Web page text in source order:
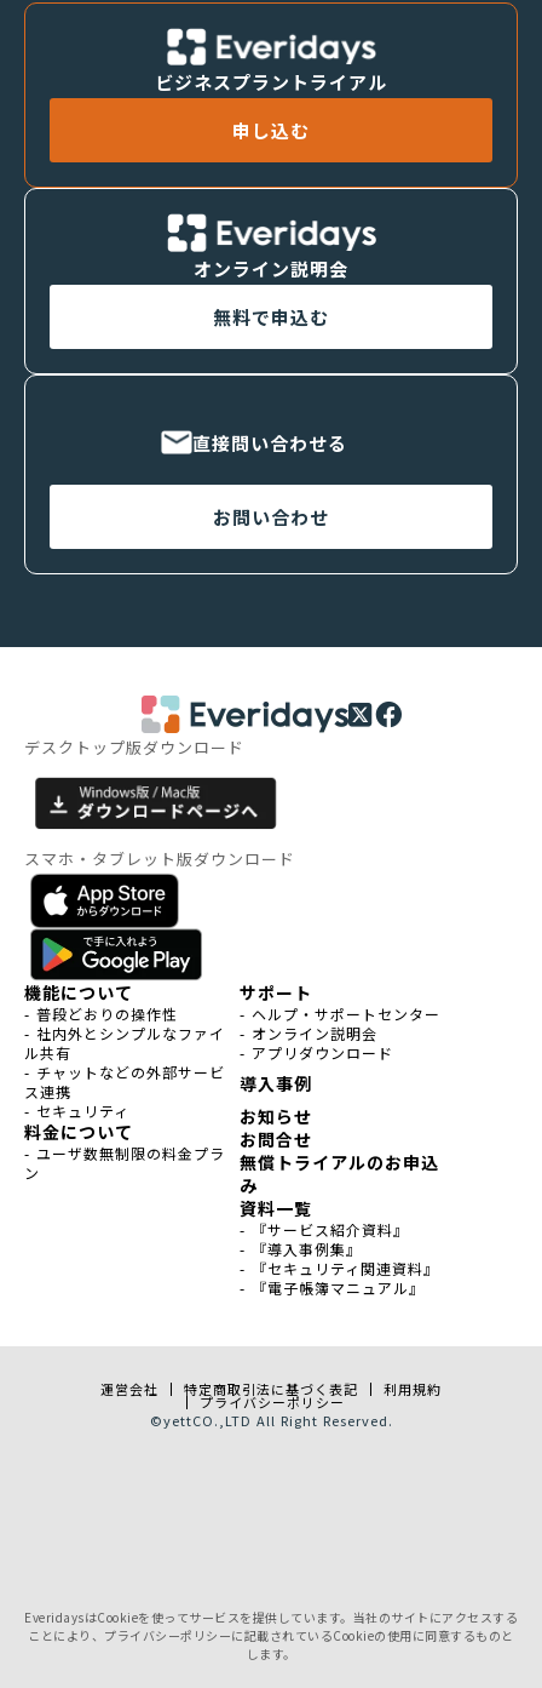
ビジネスプラントライアル
申し込む
オンライン説明会
無料で申込む
直接問い合わせる
お問い合わせ
デスクトップ版ダウンロード
スマホ・タブレット版ダウンロード
機能について
- 普段どおりの操作性
- 社内外とシンプルなファイ
ル共有
- チャットなどの外部サービ
ス連携
- セキュリティ
料金について
- ユーザ数無制限の料金プラ
ン
サポート
- ヘルプ・サポートセンター
- オンライン説明会
- アプリダウンロード
導入事例
お知らせ
お問合せ
無償トライアルのお申込
み
資料一覧
- 『サービス紹介資料』
- 『導入事例集』
- 『セキュリティ関連資料』
- 『電子帳簿マニュアル』
運営会社 特定商取引法に基づく表記 利用規約
プライバシーポリシー
©yettCO.,LTD All Right Reserved.
EveridaysはCookieを使ってサービスを提供しています。当社のサイトにアクセスする
ことにより、プライバシーポリシーに記載されているCookieの使用に同意するものと
します。